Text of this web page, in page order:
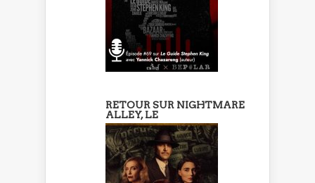
RETOUR SUR NIGHTMARE
ALLEY, LE